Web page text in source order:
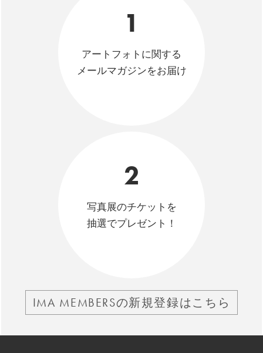
1
アートフォトに関する
メールマガジンをお届け
2
写真展のチケットを
抽選でプレゼント！
IMA MEMBERSの新規登録はこちら